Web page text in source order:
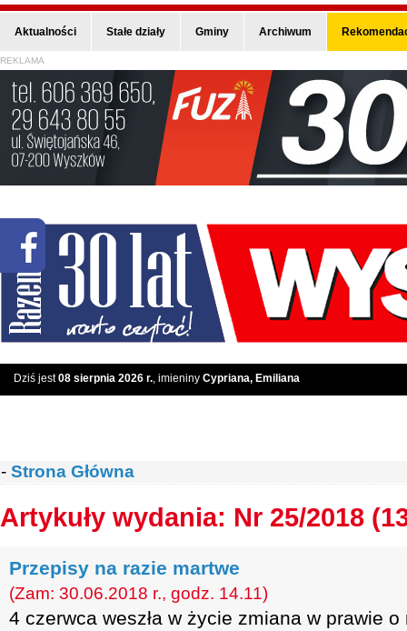
Aktualności Stałe działy Gminy Archiwum
REKLAMA
Dziś jest08 sierpnia 2026 r., imieniny Cypriana, Emiliana
- Strona Główna
Artykuły wydania: Nr 25/2018
Przepisy na razie martwe
(Zam: 30.06.2018 r., godz. 14.11)
4 czerwca weszła w życie zmiana w prawie